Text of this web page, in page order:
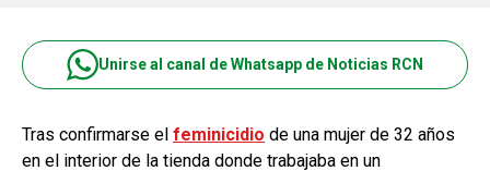
Unirse al canal de Whatsapp de Noticias RCN
Tras confirmarse el feminicidio de una mujer de 32 años
en el interior de la tienda donde trabajaba en un